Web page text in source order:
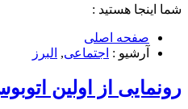
شما اینجا هستید :
صفحه اصلی
آرشیو : اجتماعی, البرز
رونمایی از اولین